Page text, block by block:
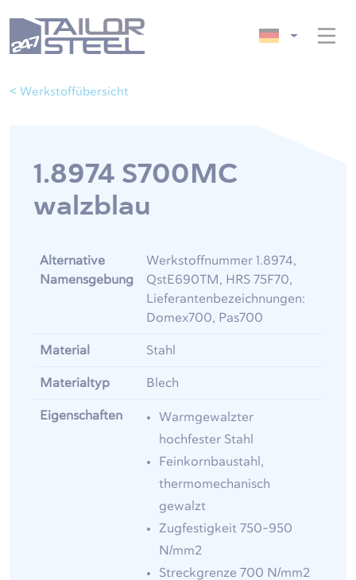
< Werkstoffübersicht
1.8974 S700MC
walzblau
Alternative
Namensgebung
Werkstoffnummer 1.8974,
QstE690TM, HRS 75F70,
Lieferantenbezeichnungen:
Domex700, Pas700
Material Stahl
Materialtyp Blech
Eigenschaften
Warmgewalzter
hochfester Stahl
Feinkornbaustahl,
thermomechanisch
gewalzt
Zugfestigkeit 750-950
N/mm2
Streckgrenze 700 N/mm2